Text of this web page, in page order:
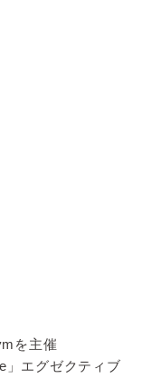
を主催
」エグゼクティブ